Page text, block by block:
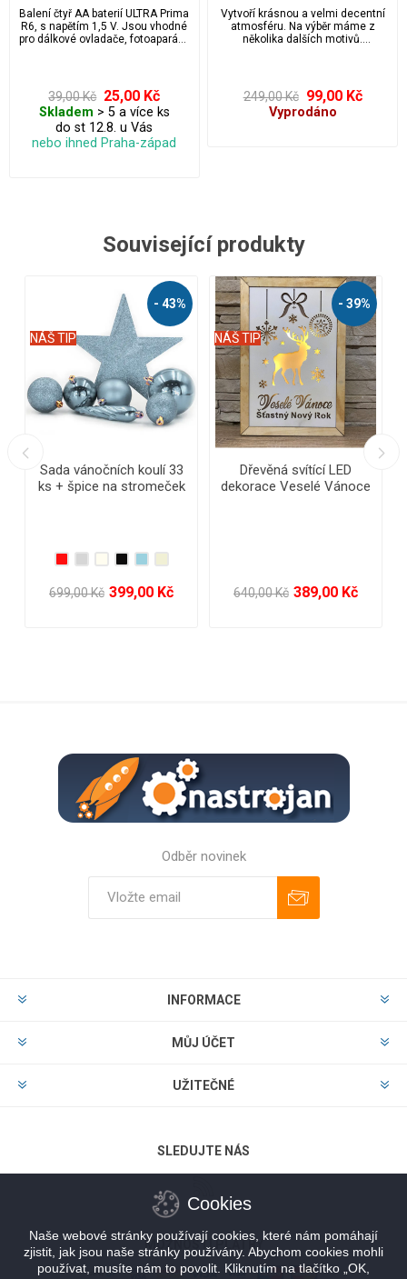
Balení čtyř AA baterií ULTRA Prima
R6, s napětím 1,5 V. Jsou vhodné
pro dálkové ovladače, fotoaparáty,
39,00 Kč 25,00 Kč
Skladem > 5 a více ks
do st 12.8. u Vás
nebo ihned Praha-západ
Vytvoří krásnou a velmi decentní
atmosféru. Na výběr máme z
několika dalších motivů.
249,00 Kč 99,00 Kč
Vyprodáno
Související produkty
- 38%
NÁŠ TIP
Dřevěná svítící LED
dekorace Veselé Vánoce
648,00 Kč 399,00 Kč
- 58%
NÁŠ TIP
Vánoční dřevěná
dekorace 14 cm
118,00 Kč 49,00 Kč
Odběr novinek
INFORMACE
MŮJ ÚČET
UŽITEČNÉ
SLEDUJTE NÁS
MOŽNOSTI PLATBY
Cookies
Naše webové stránky používají cookies, které nám pomáhají
zjistit, jak jsou naše stránky používány. Abychom cookies mohli
používat, musíte nám to povolit. Kliknutím na tlačítko „OK,